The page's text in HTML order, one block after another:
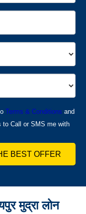
Terms & Conditions and
to Call or SMS me with
BEST OFFER
मुद्रा लोन